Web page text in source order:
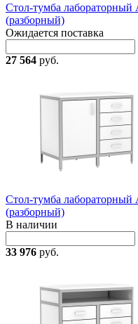
Стол-тумба
(разборный)
Ожидается поставка
27 564 руб.
Стол-тумба
(разборный)
В наличии
33 976 руб.